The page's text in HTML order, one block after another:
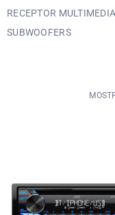
RECEPTOR MULTIMEDIA
SUBWOOFERS